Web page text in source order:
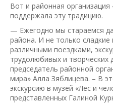
Вот и районная
поддержала эту традицию.
— Ежегодно мы стараемся
района. И не только
различными поездками,
трудолюбивых и творческих
председатель районной
мира» Алла Зяблицева. – В
экскурсию в музей «Лес и
представленных Галиной